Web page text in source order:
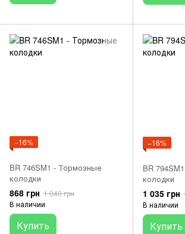
−16%
BR 746SM1 - Тормозные
колодки
868 грн 1 040 грн
В наличии
Купить
−16%
BR
колодки
1 035 грн
В наличии
Купить